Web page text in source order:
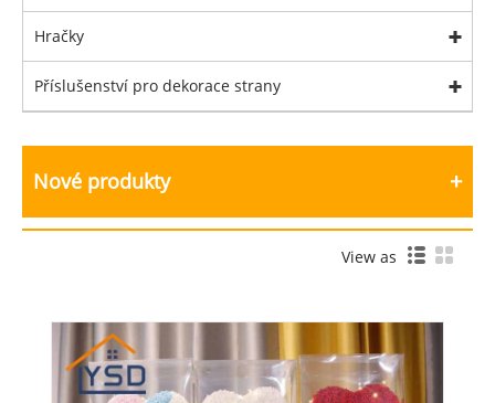
Hračky
Příslušenství pro dekorace strany
Nové produkty
View as